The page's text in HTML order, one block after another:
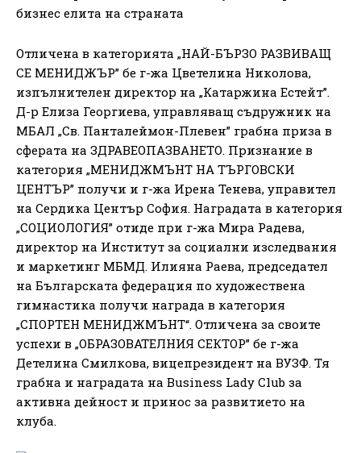
Отличена в категорията „НАЙ-БЪРЗО РАЗВИВАЩ
СЕ МЕНИДЖЪР” бе г-жа Цветелина Николова,
изпълнителен директор на „Катаржина Естейт”.
Д-р Елиза Георгиева, управляващ съдружник на
МБАЛ „Св. Панталеймон-Плевен” грабна приза в
сферата на ЗДРАВЕОПАЗВАНЕТО. Признание в
категория „МЕНИДЖМЪНТ НА ТЪРГОВСКИ
ЦЕНТЪР” получи и г-жа Ирена Тенева, управител
на Сердика Център София. Наградата в категория
„СОЦИОЛОГИЯ” отиде при г-жа Мира Радева,
директор на Институт за социални изследвания
и маркетинг МБМД. Илияна Раева, председател
на Българската федерация по художествена
гимнастика получи награда в категория
„СПОРТЕН МЕНИДЖМЪНТ“. Отличена за своите
успехи в „ОБРАЗОВАТЕЛНИЯ СЕКТОР” бе г-жа
Детелина Смилкова, вицепрезидент на ВУЗФ. Тя
грабна и наградата на Business Lady Club за
активна дейност и принос за развитието на
клуба.